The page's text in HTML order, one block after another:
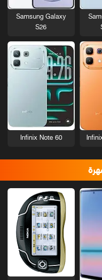
Samsung Galaxy
S26
Infinix Note 60